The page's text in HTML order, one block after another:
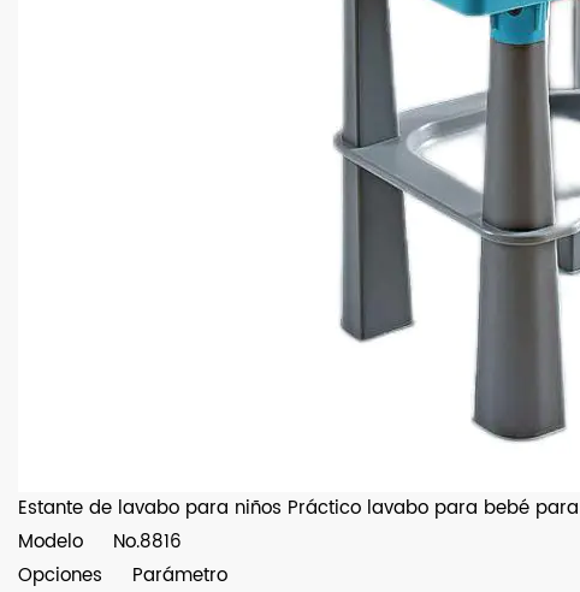
Estante de lavabo para niños Práctico lavabo para bebé
Modelo
No.8816
Opciones
Parámetro